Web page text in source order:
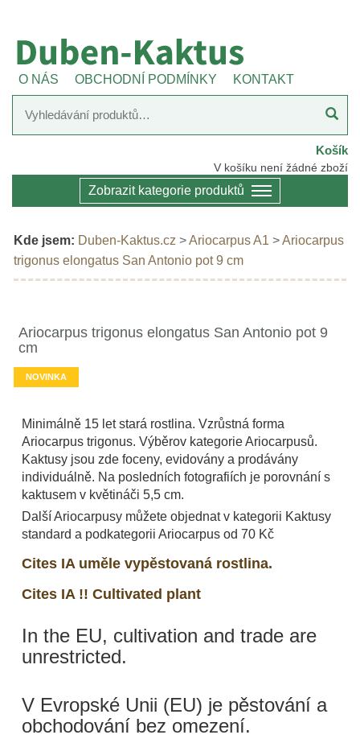
O NÁS OBCHODNÍ PODMÍNKY KONTAKT
Košík
V košíku není žádné zboží
Zobrazit kategorie produktů
Kde jsem: Duben-Kaktus.cz >Ariocarpus A1 >Ariocarpus
trigonus elongatus San Antonio pot 9 cm
Ariocarpus trigonus elongatus San Antonio pot 9
cm
NOVINKA
Minimálně 15 let stará rostlina. Vzrůstná forma
Ariocarpus trigonus. Výběrov kategorie Ariocarpusů.
Kaktusy jsou zde foceny, evidovány a prodávány
individuálně. Na posledních fotografiích je porovnání s
kaktusem v květináči 5,5 cm.
Další Ariocarpusy můžete objednat v kategorii Kaktusy
standard a podkategorii Ariocarpus od 70 Kč
Cites IA uměle vypěstovaná rostlina.
Cites IA !! Cultivated plant
In the EU, cultivation and trade are
unrestricted.
V Evropské Unii (EU) je pěstování a
obchodování bez omezení.